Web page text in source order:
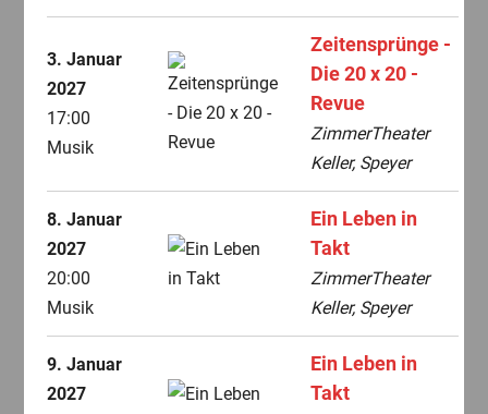
3. Januar
2027
17:00
Musik
Zeitensprünge -
Die 20 x 20 -
Revue
ZimmerTheater
Keller, Speyer
8. Januar
2027
20:00
Musik
Ein Leben in
Takt
ZimmerTheater
Keller, Speyer
9. Januar
2027
Ein Leben in
Takt